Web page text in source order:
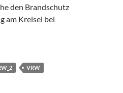
den Brandschutz
am Kreisel bei
VRW